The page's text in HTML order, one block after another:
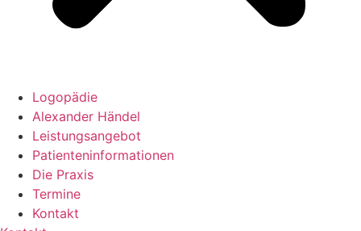
Logopädie
Alexander Händel
Leistungsangebot
Patienteninformationen
Die Praxis
Termine
Kontakt